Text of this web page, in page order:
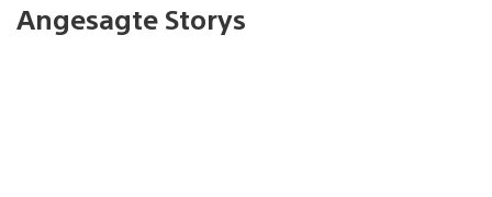
Angesagte Storys